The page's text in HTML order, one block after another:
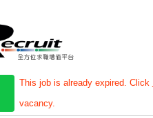
This job is already expired. Click
vacancy.